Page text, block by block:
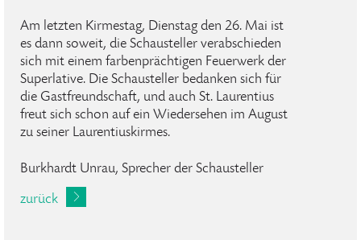
Am letzten Kirmestag, Dienstag den 26. Mai ist
es dann soweit, die Schausteller verabschieden
sich mit einem farbenprächtigen Feuerwerk der
Superlative. Die Schausteller bedanken sich für
die Gastfreundschaft, und auch St. Laurentius
freut sich schon auf ein Wiedersehen im August
zu seiner Laurentiuskirmes.
Burkhardt Unrau, Sprecher der Schausteller
zurück